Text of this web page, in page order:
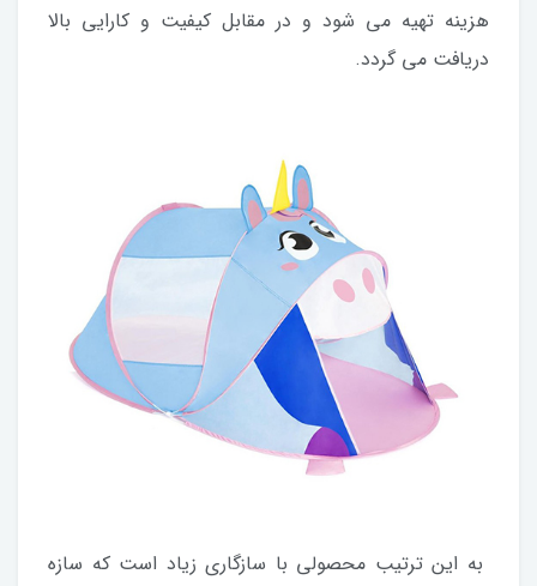
هزینه تهیه می شود و در مقابل کیفیت و کارایی بالا
دریافت می گردد.
به این ترتیب محصولی با سازگاری زیاد است که سازه